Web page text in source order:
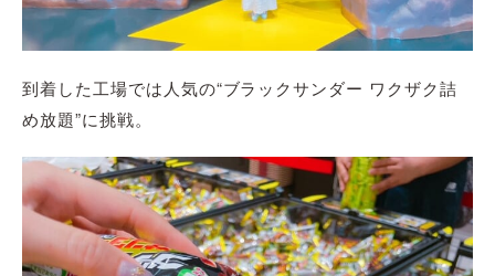
到着した工場では人気の“ブラックサンダー ワクザク詰
め放題”に挑戦。